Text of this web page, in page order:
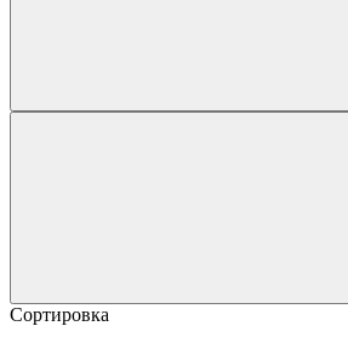
Сортировка